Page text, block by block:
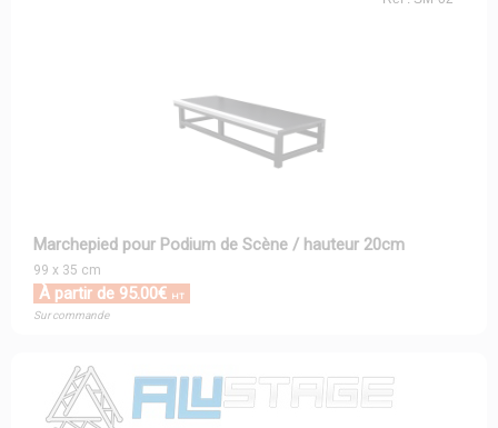
Marchepied pour Podium de Scène / hauteur 20cm
99 x 35 cm
À partir de 95.00€ HT
Sur commande